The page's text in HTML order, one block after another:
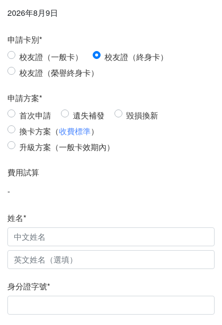
2026年8月9日
申請卡別*
校友證（一般卡）
校友證（終身卡）
校友證（榮譽終身卡）
申請方案*
首次申請
遺失補發
毀損換新
換卡方案（收費標準）
升級方案（一般卡效期內）
費用試算
-
姓名*
身分證字號*